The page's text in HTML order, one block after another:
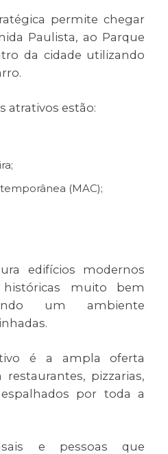
permite chegar
Paulista, ao Parque
da cidade utilizando
atrativos estão:
(MAC);
edifícios modernos
muito bem
um ambiente
é a ampla oferta
pizzarias,
por toda a
e pessoas que